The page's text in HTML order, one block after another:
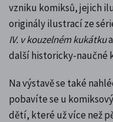
vzniku komiksů, jejich
originály ilustrací ze
IV. v kouzelném kukátku
další historicky-naučné
Na výstavě se také
pobavíte se u
dětí, které už více než